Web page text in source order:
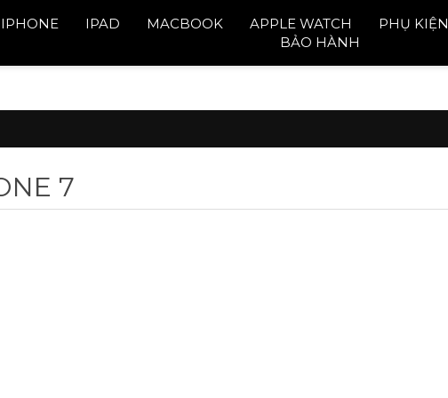
IPHONE IPAD MACBOOK APPLE WATCH PHỤ KIỆN
BẢO HÀNH
7